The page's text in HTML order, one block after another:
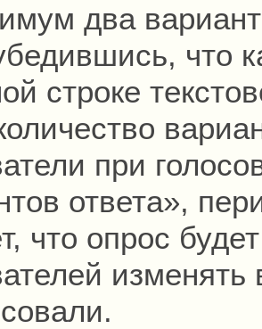
два
что
строке
при
ответа»,
что опрос